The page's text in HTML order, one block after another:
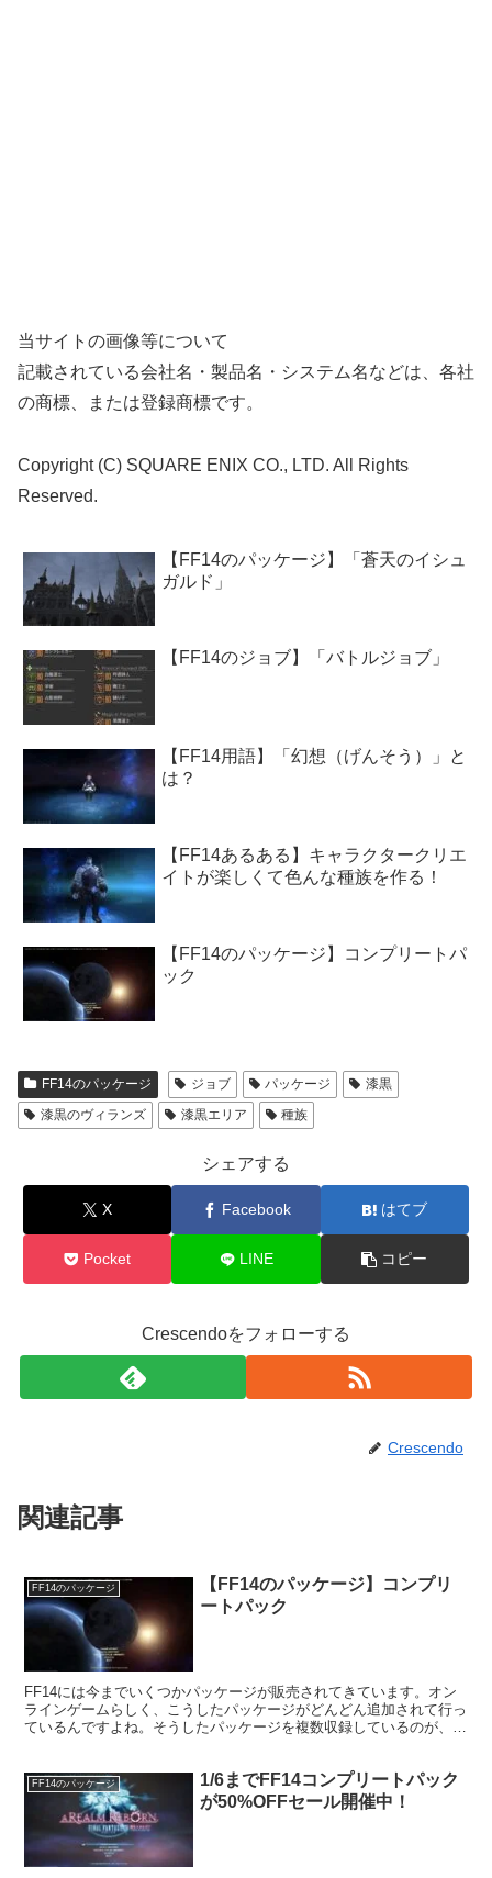
当サイトの画像等について
記載されている会社名・製品名・システム名などは、各社
の商標、または登録商標です。
Copyright (C) SQUARE ENIX CO., LTD. All Rights
Reserved.
【FF14のパッケージ】「蒼天のイシュ
ガルド」
【FF14のジョブ】「バトルジョブ」
【FF14用語】「幻想（げんそう）」と
は？
【FF14あるある】キャラクタークリエ
イトが楽しくて色んな種族を作る！
【FF14のパッケージ】コンプリートパ
ック
FF14のパッケージ ジョブ パッケージ
漆黒
漆黒のヴィランズ
漆黒エリア 種族
シェアする
X Facebook はてブ
Pocket LINE コピー
Crescendoをフォローする
Crescendo
関連記事
FF14のパッケージ
【FF14のパッケージ】コンプリ
ートパック
FF14には今までいくつかパッケージが販売されてきています。オン
ラインゲームらしく、こうしたパッケージがどんどん追加されて行っ
ているんですよね。そうしたパッケージを複数収録しているのが、コ
FF14のパッケージ
1/6までFF14コンプリートパック
が50%OFFセール開催中！